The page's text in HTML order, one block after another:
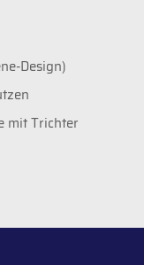
Design)
mit Trichter